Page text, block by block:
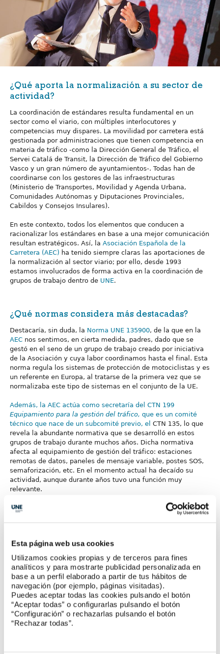
Esta página web usa cookies
Utilizamos cookies propias y de terceros para fines
analíticos y para mostrarte publicidad personalizada en
base a un perfil elaborado a partir de tus hábitos de
navegación (por ejemplo, páginas visitadas).
Puedes aceptar todas las cookies pulsando el botón
“Aceptar todas” o configurarlas pulsando el botón
“Configuración” o rechazarlas pulsando el botón
“Rechazar todas”.
¿Qué aporta la normalización a su sector de
actividad?
La coordinación de estándares resulta fundamental en un
sector como el viario, con múltiples interlocutores y
competencias muy dispares. La movilidad por carretera está
gestionada por administraciones que tienen competencia en
materia de tráfico -como la Dirección General de Tráfico, el
Servei Catalá de Transit, la Dirección de Tráfico del Gobierno
Vasco y un gran número de ayuntamientos-. Todas han de
coordinarse con los gestores de las infraestructuras
(Ministerio de Transportes, Movilidad y Agenda Urbana,
Comunidades Autónomas y Diputaciones Provinciales,
Cabildos y Consejos Insulares).
En este contexto, todos los elementos que conducen a
racionalizar los estándares en base a una mejor comunicación
resultan estratégicos. Así, la Asociación Española de la
Carretera (AEC) ha tenido siempre claras las aportaciones de
la normalización al sector viario; por ello, desde 1993
estamos involucrados de forma activa en la coordinación de
grupos de trabajo dentro de UNE.
¿Qué normas considera más destacadas?
Destacaría, sin duda, la Norma UNE 135900, de la que en la
AEC nos sentimos, en cierta medida, padres, dado que se
gestó en el seno de un grupo de trabajo creado por iniciativa
de la Asociación y cuya labor coordinamos hasta el final. Esta
norma regula los sistemas de protección de motociclistas y es
un referente en Europa, al tratarse de la primera vez que se
normalizaba este tipo de sistemas en el conjunto de la UE.
Además, la AEC actúa como secretaría del CTN 199
Equipamiento para la gestión del tráfico, que es un comité
técnico que nace de un subcomité previo, el CTN 135, lo que
revela la abundante normativa que se desarrolló en estos
grupos de trabajo durante muchos años. Dicha normativa
afecta al equipamiento de gestión del tráfico: estaciones
remotas de datos, paneles de mensaje variable, postes SOS,
semaforización, etc. En el momento actual ha decaído su
actividad, aunque durante años tuvo una función muy
relevante.
Otro comité en el que la
mantiene una actividad
que pone el foco en
actividad para la gestión y control de los materiales que
pueden incorporarse o no a la pavimentación viaria.
¿Qué balance hace de la actividad de UNE?
LaAECmantiene conUNEuna larga y estrecha relación.
Hemos llegado a desarrollar actuaciones conjuntas de
promoción de normativa de sistemas de gestión de tráfico en